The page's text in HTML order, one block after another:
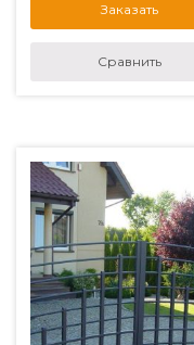
Заказать
Сравнить